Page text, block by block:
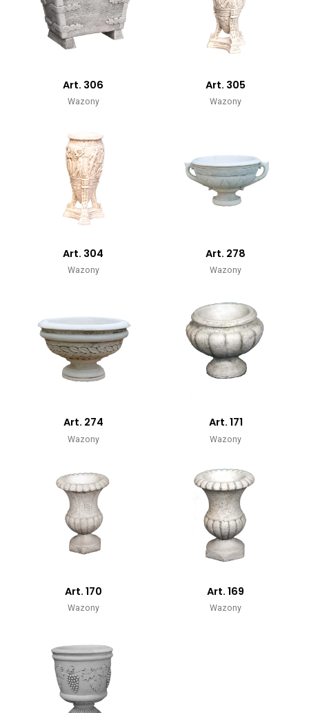
Art. 306
Wazony
Art. 305
Wazony
Art. 304
Wazony
Art. 278
Wazony
Art. 274
Wazony
Art. 171
Wazony
Art. 170
Wazony
Art. 169
Wazony